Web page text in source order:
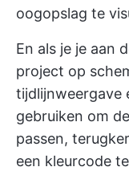
oogopslag te
En als je je aan
project op
tijdlijnweergave
gebruiken om
passen,
een kleurcode